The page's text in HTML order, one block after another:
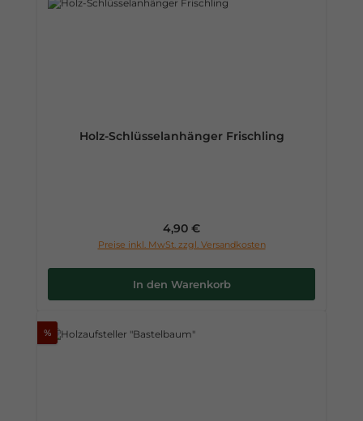
Holz-Schlüsselanhänger Frischling
Regulärer Preis:
4,90 €
Preise inkl. MwSt. zzgl. Versandkosten
In den Warenkorb
%